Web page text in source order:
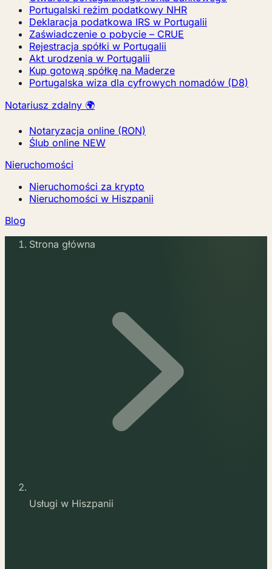
Portugalski reżim podatkowy NHR
Deklaracja podatkowa IRS w Portugalii
Zaświadczenie o pobycie – CRUE
Rejestracja spółki w Portugalii
Akt urodzenia w Portugalii
Kup gotową spółkę na Maderze
Portugalska wiza dla cyfrowych nomadów (D8)
Notariusz zdalny 🌍
Notaryzacja online (RON)
Ślub online NEW
Nieruchomości
Nieruchomości za krypto
Nieruchomości w Hiszpanii
Blog
Strona główna
Usługi w Hiszpanii